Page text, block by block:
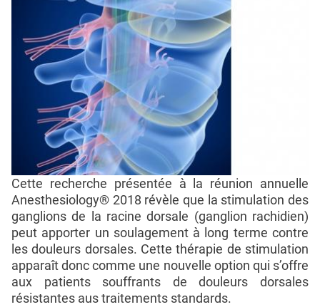
Cette recherche présentée à la réunion annuelle
Anesthesiology® 2018 révèle que la stimulation des
ganglions de la racine dorsale (ganglion rachidien)
peut apporter un soulagement à long terme contre
les douleurs dorsales. Cette thérapie de stimulation
apparaît donc comme une nouvelle option qui s’offre
aux patients souffrants de douleurs dorsales
résistantes aus traitements standards.